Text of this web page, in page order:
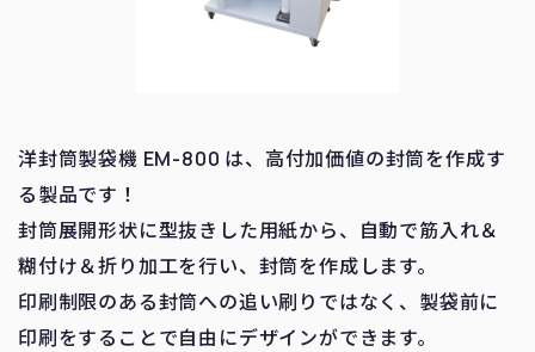
洋封筒製袋機 EM-800 は、高付加価値の封筒を作成す
る製品です！
封筒展開形状に型抜きした用紙から、自動で筋入れ＆
糊付け＆折り加工を行い、封筒を作成します。
印刷制限のある封筒への追い刷りではなく、製袋前に
印刷をすることで自由にデザインができます。